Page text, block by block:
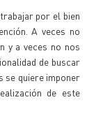
por el bien
A veces no
y a veces no nos
de buscar
se quiere imponer
de este